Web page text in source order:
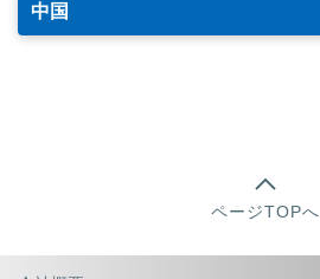
中国
ページTOPへ